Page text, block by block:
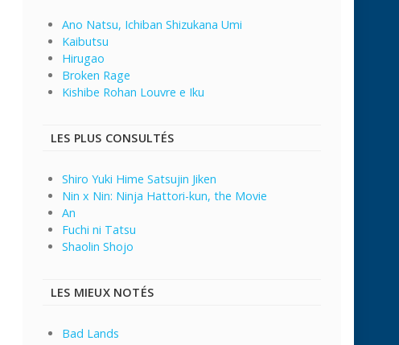
Ano Natsu, Ichiban Shizukana Umi
Kaibutsu
Hirugao
Broken Rage
Kishibe Rohan Louvre e Iku
LES PLUS CONSULTÉS
Shiro Yuki Hime Satsujin Jiken
Nin x Nin: Ninja Hattori-kun, the Movie
An
Fuchi ni Tatsu
Shaolin Shojo
LES MIEUX NOTÉS
Bad Lands